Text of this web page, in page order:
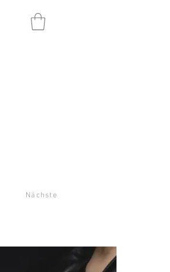
Nächste